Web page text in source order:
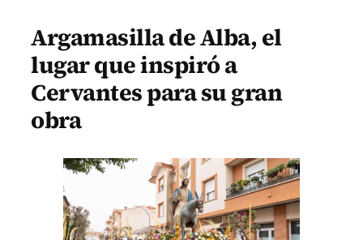
Argamasilla de Alba, el
lugar que inspiró a
Cervantes para su gran
obra